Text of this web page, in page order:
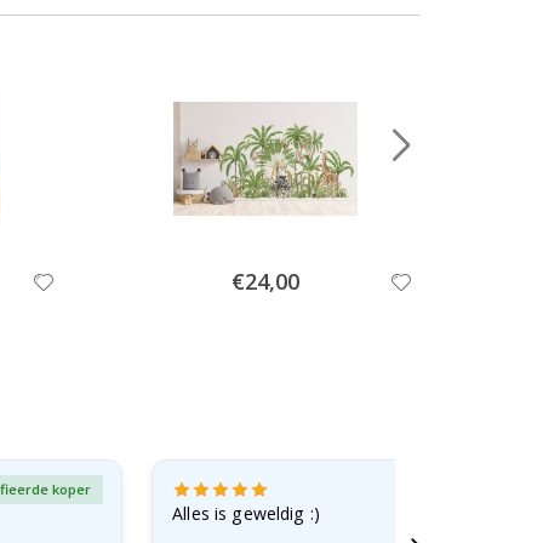
Special
Price
€24,00
koper
Alles is geweldig :)